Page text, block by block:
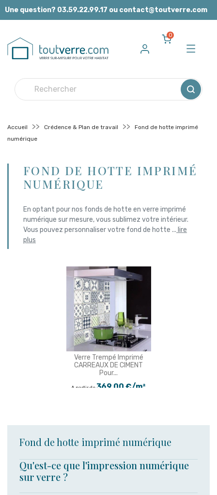
Panneau de gestion des cookies
Une question? 03.59.22.99.17 ou contact@toutverre.com
0
Accueil Crédence & Plan de travail
Fond de hotte imprimé
numérique
FOND DE HOTTE IMPRIMÉ
NUMÉRIQUE
En optant pour nos fonds de hotte en verre imprimé
numérique sur mesure, vous sublimez votre intérieur.
Vous pouvez personnaliser votre fond de hotte ... lire
plus
Verre Trempé Imprimé
CARREAUX DE CIMENT
Pour...
A partir de369,00 €/m²
Fond de hotte imprimé numérique
Qu'est-ce que l'impression numérique
sur verre ?